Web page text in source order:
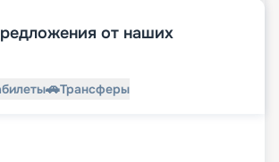
от наших
🚗Трансферы